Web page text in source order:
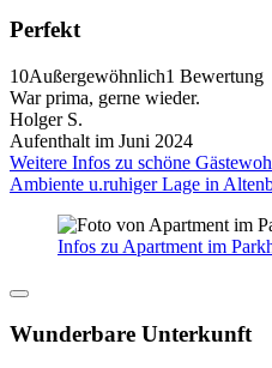
Perfekt
10Außergewöhnlich1 Bewertung
War prima, gerne wieder.
Holger S.
Aufenthalt im Juni 2024
Weitere Infos zu schöne
Ambiente u.ruhiger Lage in
Infos zu Apartment im
Wunderbare Unterkunft